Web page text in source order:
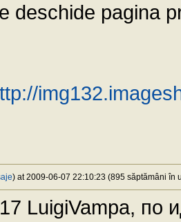
deschide pagina
) at 2009-06-07 22:10:23 (895 săptămâni în
LuigiVampa, по